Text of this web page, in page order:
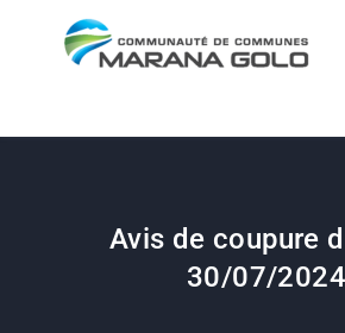
Avis de coupure
30/07/2024